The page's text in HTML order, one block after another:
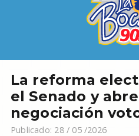
La reforma
el Senado y
negociación
Publicado: 28 / 05 /2026